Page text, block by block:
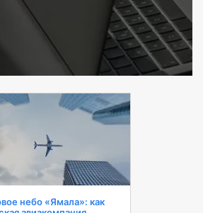
небо «Ямала»: как